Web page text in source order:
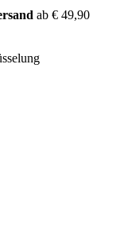
ab € 49,90